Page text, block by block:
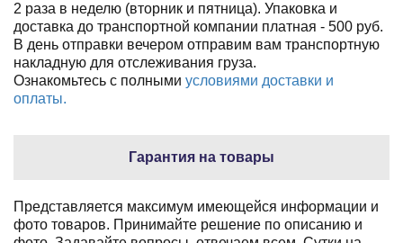
2 раза в неделю (вторник и пятница). Упаковка и
доставка до транспортной компании платная - 500 руб.
В день отправки вечером отправим вам транспортную
накладную для отслеживания груза.
Ознакомьтесь с полными условиями доставки и
оплаты.
Гарантия на товары
Представляется максимум имеющейся информации и
фото товаров. Принимайте решение по описанию и